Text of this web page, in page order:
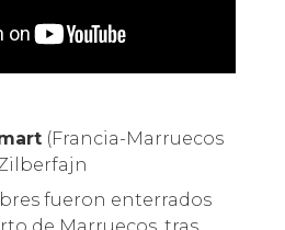
(Francia-Marruecos
fueron enterrados